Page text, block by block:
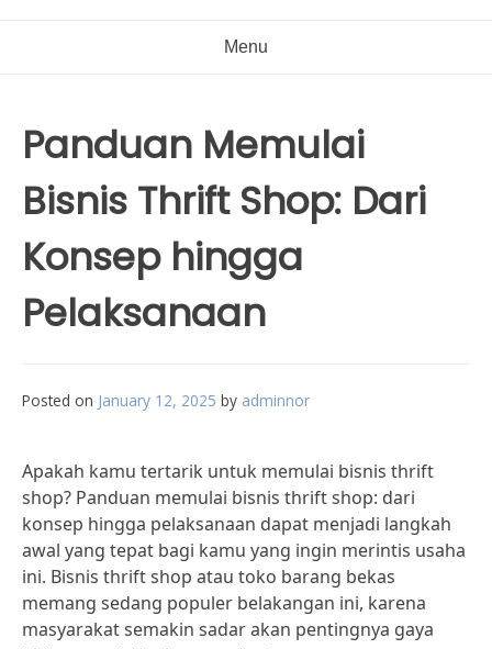
Menu
Panduan Memulai
Bisnis Thrift Shop: Dari
Konsep hingga
Pelaksanaan
Posted on January 12, 2025 by adminnor
Apakah kamu tertarik untuk memulai bisnis thrift
shop? Panduan memulai bisnis thrift shop: dari
konsep hingga pelaksanaan dapat menjadi langkah
awal yang tepat bagi kamu yang ingin merintis usaha
ini. Bisnis thrift shop atau toko barang bekas
memang sedang populer belakangan ini, karena
masyarakat semakin sadar akan pentingnya gaya